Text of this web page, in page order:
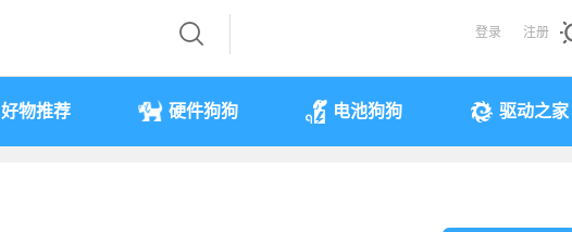
登录 注册
好物推荐 硬件狗狗 电池狗狗 驱动之家